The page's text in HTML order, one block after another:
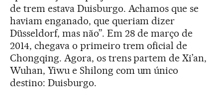
de trem estava Duisburgo. Achamos que se
haviam enganado, que queriam dizer
Düsseldorf, mas não”. Em 28 de março de
2014, chegava o primeiro trem oficial de
Chongqing. Agora, os trens partem de Xi’an,
Wuhan, Yiwu e Shilong com um único
destino: Duisburgo.